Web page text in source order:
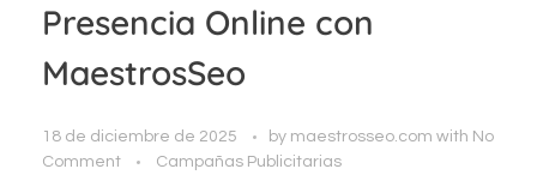
Presencia Online con
MaestrosSeo
18 de diciembre de 2025 by maestrosseo.com with No
Comment
Campañas Publicitarias